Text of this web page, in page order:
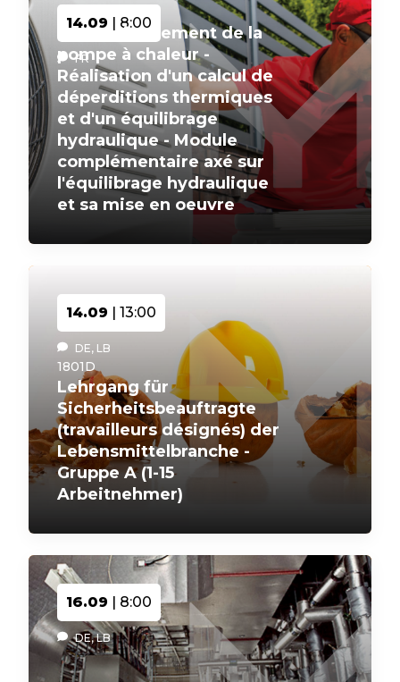
14.09 | 8:00
FR
4122F02
Dimensionnement de la
pompe à chaleur -
Réalisation d'un calcul de
déperditions thermiques
et d'un équilibrage
hydraulique - Module
complémentaire axé sur
l'équilibrage hydraulique
et sa mise en oeuvre
14.09 | 13:00
DE, LB
1801D
Lehrgang für
Sicherheitsbeauftragte
(travailleurs désignés) der
Lebensmittelbranche -
Gruppe A (1-15
Arbeitnehmer)
16.09 | 8:00
DE, LB